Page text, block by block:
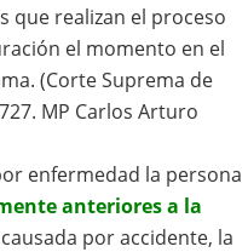
que realizan el proceso
el momento en el
(Corte Suprema de
MP Carlos Arturo
enfermedad la persona
anteriores a la
por accidente, la